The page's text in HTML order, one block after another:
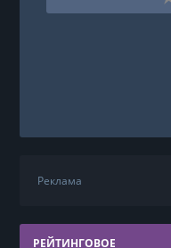
Реклама
РЕЙТИНГОВОЕ